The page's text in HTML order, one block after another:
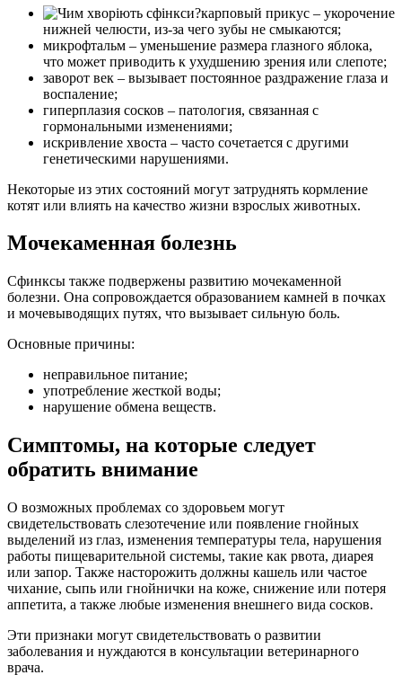
карповый прикус – укорочение
нижней челюсти, из-за чего зубы не смыкаются;
микрофтальм – уменьшение размера глазного яблока,
что может приводить к ухудшению зрения или слепоте;
заворот век – вызывает постоянное раздражение глаза и
воспаление;
гиперплазия сосков – патология, связанная с
гормональными изменениями;
искривление хвоста – часто сочетается с другими
генетическими нарушениями.
Некоторые из этих состояний могут затруднять кормление
котят или влиять на качество жизни взрослых животных.
Мочекаменная болезнь
Сфинксы также подвержены развитию мочекаменной
болезни. Она сопровождается образованием камней в почках
и мочевыводящих путях, что вызывает сильную боль.
Основные причины:
неправильное питание;
употребление жесткой воды;
нарушение обмена веществ.
Симптомы, на которые следует
обратить внимание
О возможных проблемах со здоровьем могут
свидетельствовать слезотечение или появление гнойных
выделений из глаз, изменения температуры тела, нарушения
работы пищеварительной системы, такие как рвота, диарея
или запор. Также насторожить должны кашель или частое
чихание, сыпь или гнойнички на коже, снижение или потеря
аппетита, а также любые изменения внешнего вида сосков.
Эти признаки могут свидетельствовать о развитии
заболевания и нуждаются в консультации ветеринарного
врача.